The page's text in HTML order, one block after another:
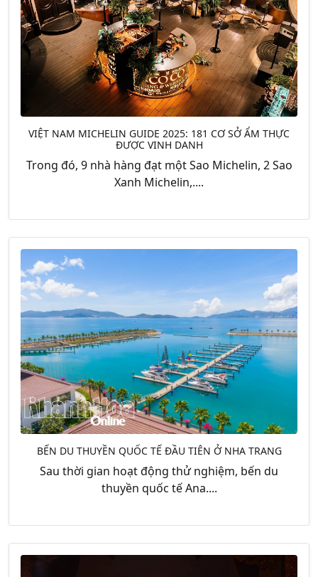
VIỆT NAM MICHELIN GUIDE 2025: 181 CƠ SỞ ẨM THỰC
ĐƯỢC VINH DANH
Trong đó, 9 nhà hàng đạt một Sao Michelin, 2 Sao
Xanh Michelin,....
BẾN DU THUYỀN QUỐC TẾ ĐẦU TIÊN Ở NHA TRANG
Sau thời gian hoạt động thử nghiệm, bến du
thuyền quốc tế Ana....